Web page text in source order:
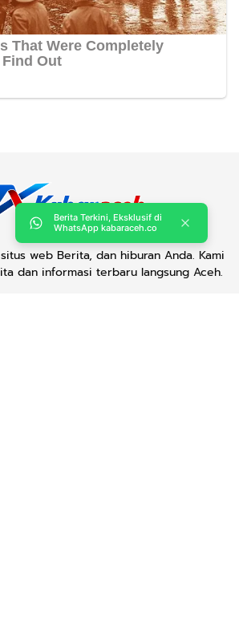
web Berita, dan hiburan Anda. Kami
dan informasi terbaru langsung Aceh.
Berita Terkini, Eksklusif di
WhatsApp kabaraceh.co